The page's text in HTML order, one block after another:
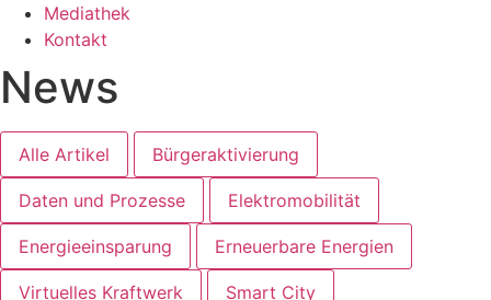
Mediathek
Kontakt
News
Alle Artikel Bürgeraktivierung
Daten und Prozesse Elektromobilität
Energieeinsparung Erneuerbare Energien
Virtuelles Kraftwerk Smart City